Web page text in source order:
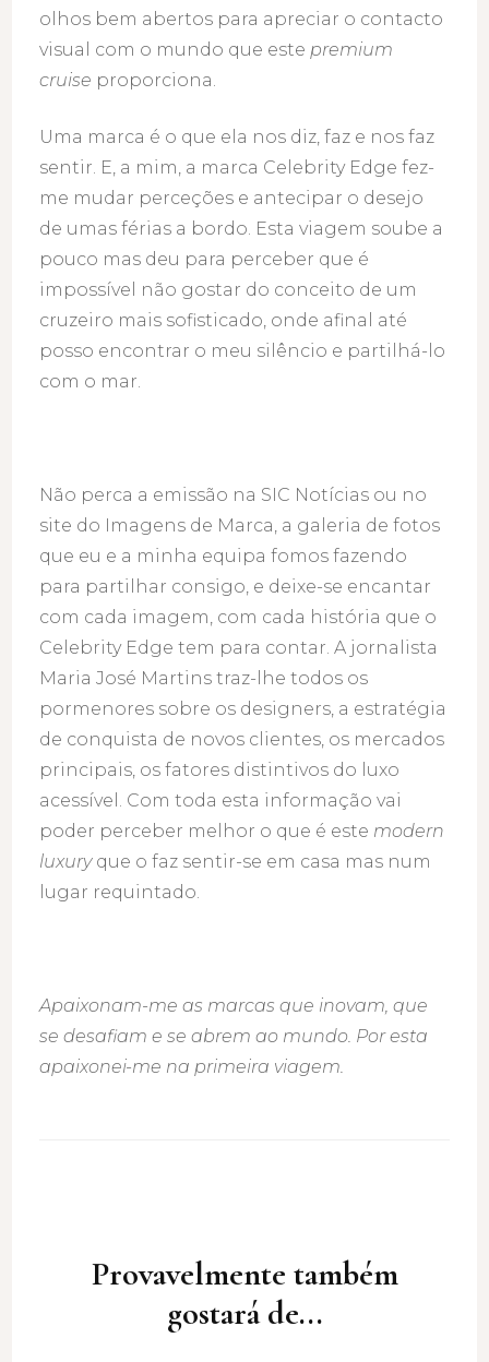
olhos bem abertos para apreciar o contacto
visual com o mundo que este premium
cruise proporciona.
Uma marca é o que ela nos diz, faz e nos faz
sentir. E, a mim, a marca Celebrity Edge fez-
me mudar perceções e antecipar o desejo
de umas férias a bordo. Esta viagem soube a
pouco mas deu para perceber que é
impossível não gostar do conceito de um
cruzeiro mais sofisticado, onde afinal até
posso encontrar o meu silêncio e partilhá-lo
com o mar.
Não perca a emissão na SIC Notícias ou no
site do Imagens de Marca, a galeria de fotos
que eu e a minha equipa fomos fazendo
para partilhar consigo, e deixe-se encantar
com cada imagem, com cada história que o
Celebrity Edge tem para contar. A jornalista
Maria José Martins traz-lhe todos os
pormenores sobre os designers, a estratégia
de conquista de novos clientes, os mercados
principais, os fatores distintivos do luxo
acessível. Com toda esta informação vai
poder perceber melhor o que é este modern
luxuryque o faz sentir-se em casa mas num
lugar requintado.
Apaixonam-me as marcas que inovam, que
se desafiam e se abrem ao mundo. Por esta
apaixonei-me na primeira viagem.
Provavelmente também
gostará de...